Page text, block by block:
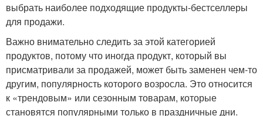
выбрать наиболее подходящие продукты-бестселлеры
для продажи.
Важно внимательно следить за этой категорией
продуктов, потому что иногда продукт, который вы
присматривали за продажей, может быть заменен чем-то
другим, популярность которого возросла. Это относится
к «трендовым» или сезонным товарам, которые
становятся популярными только в праздничные дни.